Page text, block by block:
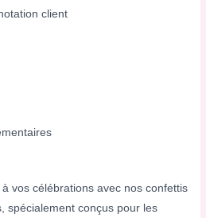
client
vos célébrations avec nos confettis
spécialement conçus pour les